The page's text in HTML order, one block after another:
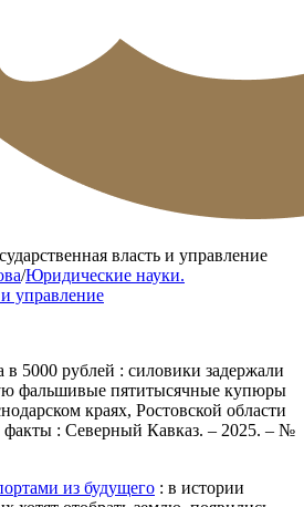
власть и управление
/Юридические науки.
и управление
5000 рублей : силовики задержали
фальшивые пятитысячные купюры
краях, Ростовской области
: Северный Кавказ. – 2025. – №
из будущего : в истории